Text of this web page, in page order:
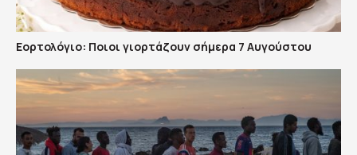
Εορτολόγιο: Ποιοι γιορτάζουν σήμερα 7 Αυγούστου